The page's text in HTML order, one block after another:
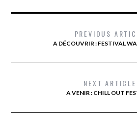
PREVIOUS
A DÉCOUVRIR : FESTIVAL
NEXT ARTICLE
A VENIR : CHILL OUT